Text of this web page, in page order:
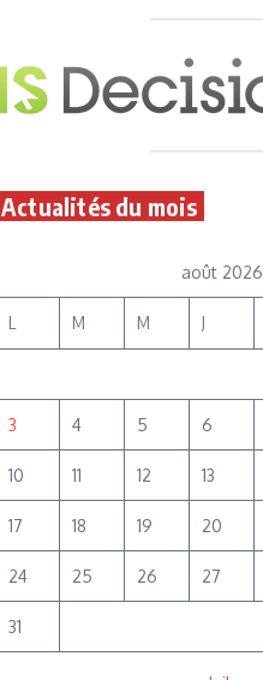
Actualités du mois
août 2026
L M M J
3 4 5 6
10 11 12 13
17 18 19 20
24 25 26 27
31